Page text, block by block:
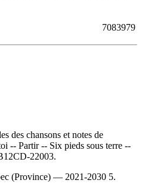
7083979
des chansons et notes de
-- Partir -- Six pieds sous terre --
22003.
(Province) — 2021-2030 5.